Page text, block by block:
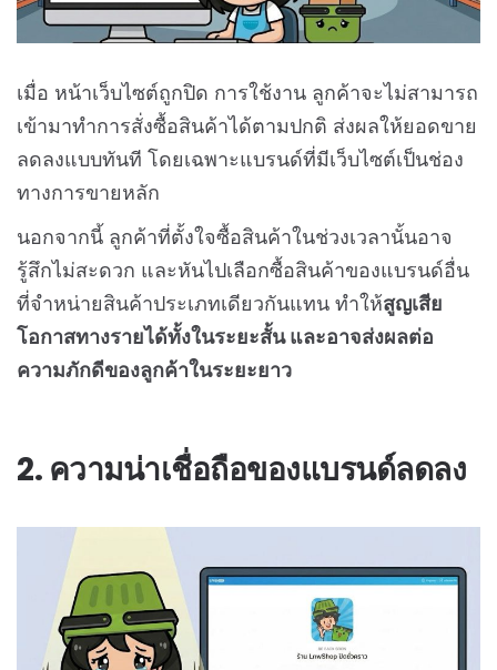
เมื่อ หน้าเว็บไซต์ถูกปิด การใช้งาน ลูกค้าจะไม่สามารถ
เข้ามาทำการสั่งซื้อสินค้าได้ตามปกติ ส่งผลให้ยอดขาย
ลดลงแบบทันที โดยเฉพาะแบรนด์ที่มีเว็บไซต์เป็นช่อง
ทางการขายหลัก
นอกจากนี้ ลูกค้าที่ตั้งใจซื้อสินค้าในช่วงเวลานั้นอาจ
รู้สึกไม่สะดวก และหันไปเลือกซื้อสินค้าของแบรนด์อื่น
ที่จำหน่ายสินค้าประเภทเดียวกันแทน ทำให้สูญเสีย
โอกาสทางรายได้ทั้งในระยะสั้น และอาจส่งผลต่อ
ความภักดีของลูกค้าในระยะยาว
2. ความน่าเชื่อถือของแบรนด์ลดลง